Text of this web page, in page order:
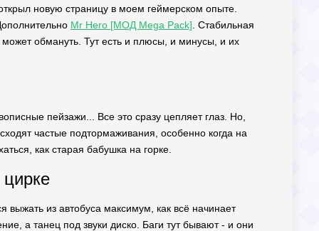
новую страницу в моем геймерском опыте.
Mr Hero [МОД Mega Pack] . Стабильная
обмануть. Тут есть и плюсы, и минусы, и их
пейзажи... Все это сразу цепляет глаз. Но,
частые подтормаживания, особенно когда на
как старая бабушка на горке.
из автобуса максимум, как всё начинает
а танец под звуки диско. Баги тут бывают - и они